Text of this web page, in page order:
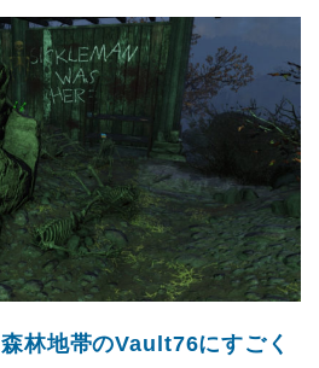
森林地帯のVault76にすごく